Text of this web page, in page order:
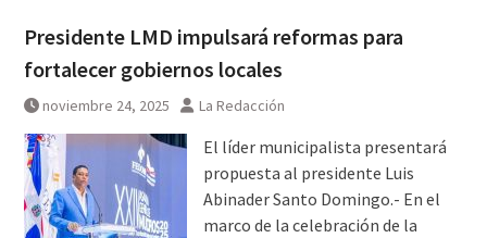
Presidente LMD impulsará reformas para
fortalecer gobiernos locales
noviembre 24, 2025 La Redacción
El líder municipalista presentará
propuesta al presidente Luis
Abinader Santo Domingo.- En el
marco de la celebración de la